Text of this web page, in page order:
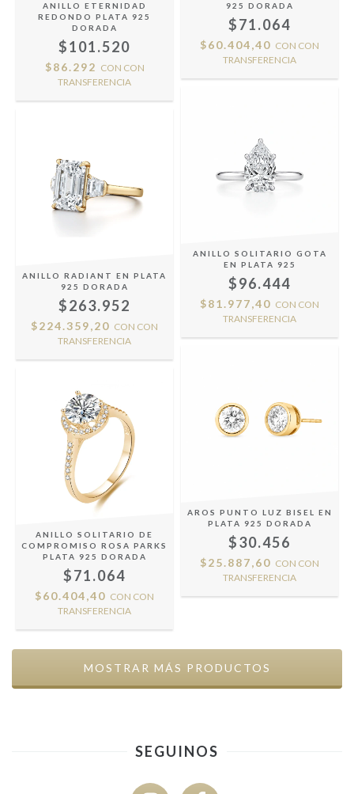
ANILLO ETERNIDAD
REDONDO PLATA 925
DORADA
$101.520
$86.292 CON CON
TRANSFERENCIA
925 DORADA
$71.064
$60.404,40 CON CON
TRANSFERENCIA
ANILLO RADIANT EN PLATA
925 DORADA
$263.952
$224.359,20 CON CON
TRANSFERENCIA
ANILLO SOLITARIO GOTA
EN PLATA 925
$96.444
$81.977,40 CON CON
TRANSFERENCIA
ANILLO SOLITARIO DE
COMPROMISO ROSA PARKS
PLATA 925 DORADA
$71.064
$60.404,40 CON CON
TRANSFERENCIA
AROS PUNTO LUZ BISEL EN
PLATA 925 DORADA
$30.456
$25.887,60 CON CON
TRANSFERENCIA
MOSTRAR MÁS PRODUCTOS
SEGUINOS